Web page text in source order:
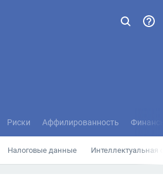
Риски Аффилированность
Налоговые данные Интеллектуальная